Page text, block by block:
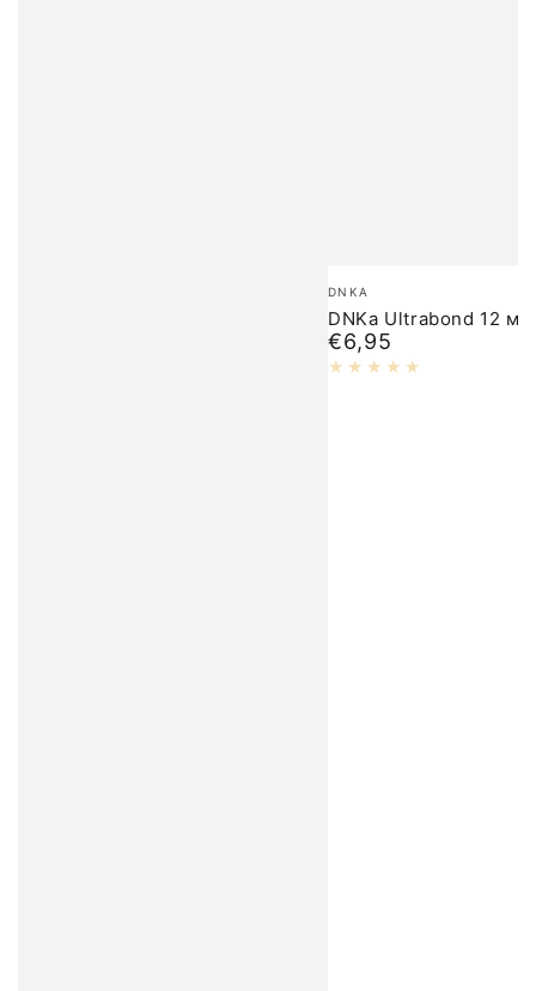
Бренд:
DNKA
DNKa Ultrabond 12 мл
Обычная
цена
€6,95